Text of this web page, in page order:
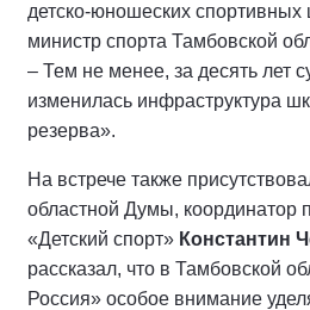
детско-юношеских спортивных
министр спорта Тамбовской
– Тем не менее, за десять лет
изменилась инфраструктура
резерва».
На встрече также
областной Думы, координатор
«Детский спорт» Константин
рассказал, что в Тамбовской
Россия» особое внимание